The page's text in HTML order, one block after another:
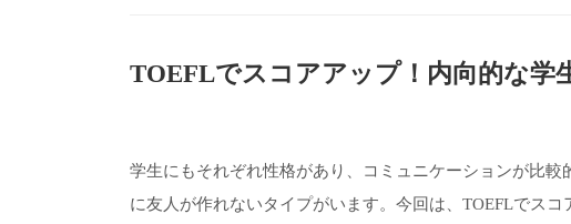
TOEFLでスコアアップ！内向的な学
学生にもそれぞれ性格があり、コミュニケーションが比
に友人が作れないタイプがいます。今回は、TOEFLでス